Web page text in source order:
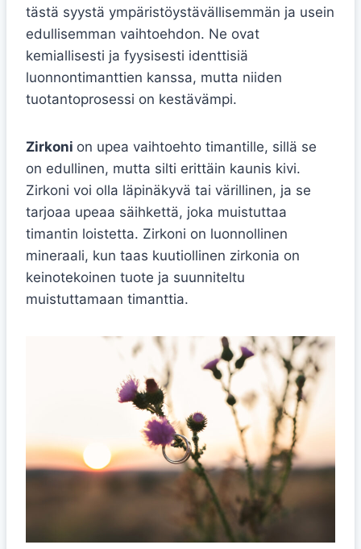
tästä syystä ympäristöystävällisemmän ja usein
edullisemman vaihtoehdon. Ne ovat
kemiallisesti ja fyysisesti identtisiä
luonnontimanttien kanssa, mutta niiden
tuotantoprosessi on kestävämpi.
Zirkoni on upea vaihtoehto timantille, sillä se
on edullinen, mutta silti erittäin kaunis kivi.
Zirkoni voi olla läpinäkyvä tai värillinen, ja se
tarjoaa upeaa säihkettä, joka muistuttaa
timantin loistetta. Zirkoni on luonnollinen
mineraali, kun taas kuutiollinen zirkonia on
keinotekoinen tuote ja suunniteltu
muistuttamaan timanttia.